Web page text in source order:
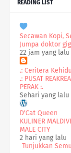
READING LIST
Secawan Kopi,
Jumpa doktor
22 jam yang lalu
.: Ceritera
.: PUSAT
PERAK :.
Sehari yang lalu
D'Cat Queen
KULINER
MALE CITY
2 hari yang lalu
Tunjukkan